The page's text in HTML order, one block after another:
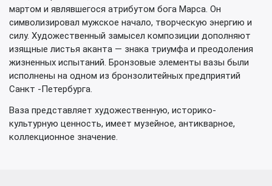
мартом и являвшегося атрибутом бога Марса. Он
символизировал мужское начало, творческую энергию и
силу. Художественный замысел композиции дополняют
изящные листья аканта — знака триумфа и преодоления
жизненных испытаний. Бронзовые элементы вазы были
исполнены на одном из бронзолитейных предприятий
Санкт -Петербурга.
Ваза представляет художественную, историко-
культурную ценность, имеет музейное, антикварное,
коллекционное значение.